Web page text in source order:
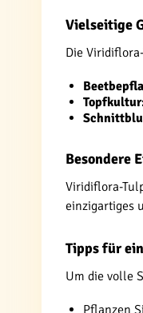
Vielseitige
Die
Besondere
Viridiflora-
einzigartiges
Tipps für
Um die volle
Pflanzen